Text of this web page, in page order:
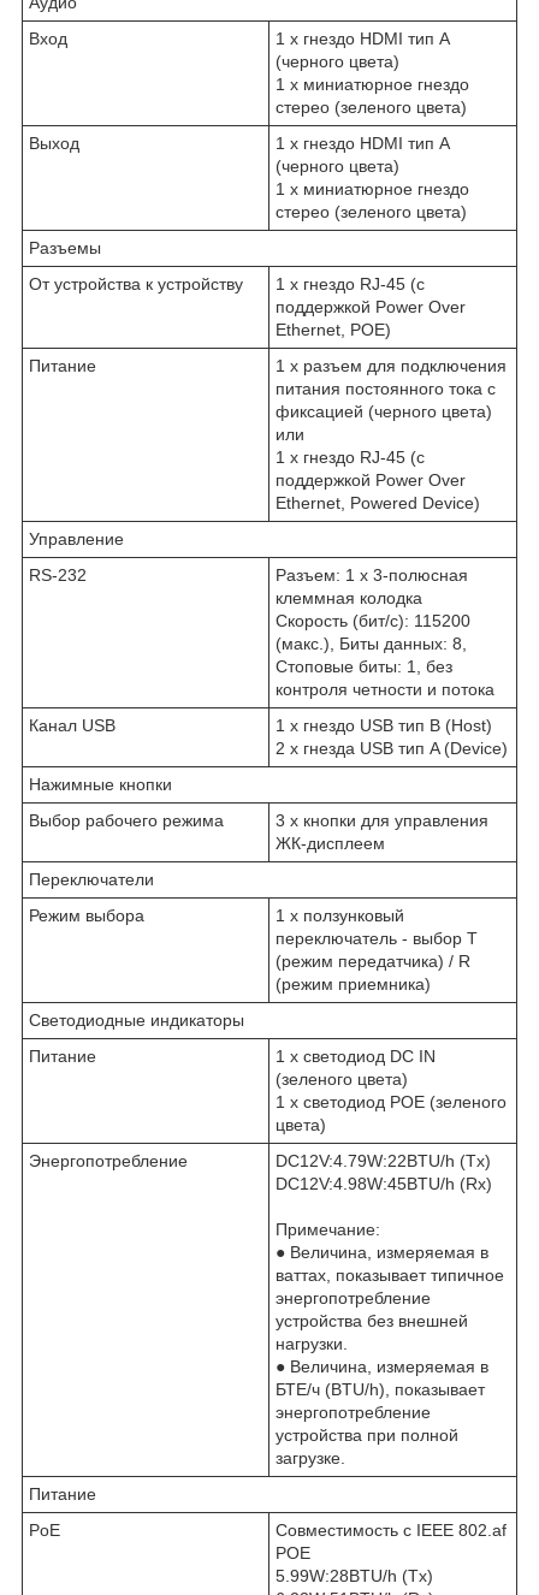
Вход
1 x гнездо HDMI тип А
(черного цвета)
1 x миниатюрное гнездо
стерео (зеленого цвета)
Выход
1 x гнездо HDMI тип А
(черного цвета)
1 x миниатюрное гнездо
стерео (зеленого цвета)
Разъемы
От устройства к устройству
1 x гнездо RJ-45 (с
поддержкой Power Over
Ethernet, POE)
Питание
1 x разъем для подключения
питания постоянного тока с
фиксацией (черного цвета)
или
1 x гнездо RJ-45 (с
поддержкой Power Over
Ethernet, Powered Device)
Управление
RS-232
Разъем: 1 x 3-полюсная
клеммная колодка
Скорость (бит/с): 115200
(макс.), Биты данных: 8,
Стоповые биты: 1, без
контроля четности и потока
Канал USB
1 x гнездо USB тип B (Host)
2 x гнезда USB тип A (Device)
Нажимные кнопки
Выбор рабочего режима
3 x кнопки для управления
ЖК-дисплеем
Переключатели
Режим выбора
1 x ползунковый
переключатель - выбор T
(режим передатчика) / R
(режим приемника)
Светодиодные индикаторы
Питание
1 x светодиод DC IN
(зеленого цвета)
1 x светодиод POE (зеленого
цвета)
Энергопотребление
DC12V:4.79W:22BTU/h (Tx)
DC12V:4.98W:45BTU/h (Rx)
Примечание:
● Величина, измеряемая в
ваттах, показывает типичное
энергопотребление
устройства без внешней
нагрузки.
● Величина, измеряемая в
БТЕ/ч (BTU/h), показывает
энергопотребление
устройства при полной
загрузке.
Питание
PoE
Совместимость с IEEE 802.af
POE
5.99W:28BTU/h (Tx)